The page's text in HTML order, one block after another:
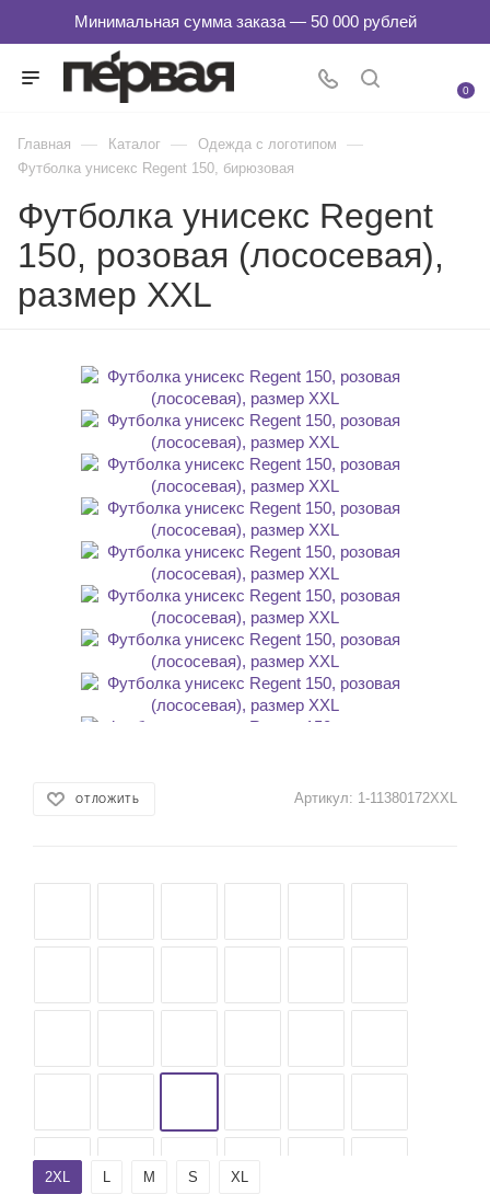
0
Главная — Каталог — Одежда с логотипом —
Футболка унисекс Regent 150, бирюзовая
Футболка унисекс Regent
150, розовая (лососевая),
размер XXL
ОТЛОЖИТЬ Артикул: 1-11380172XXL
2XL L M S XL